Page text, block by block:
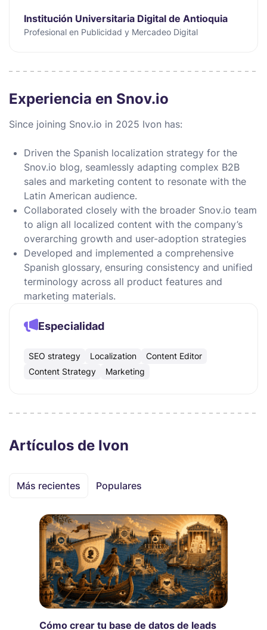
Institución Universitaria Digital de Antioquia
Profesional en Publicidad y Mercadeo Digital
Experiencia en Snov.io
Since joining Snov.io in 2025 Ivon has:
Driven the Spanish localization strategy for the
Snov.io blog, seamlessly adapting complex B2B
sales and marketing content to resonate with the
Latin American audience.
Collaborated closely with the broader Snov.io team
to align all localized content with the company’s
overarching growth and user-adoption strategies
Developed and implemented a comprehensive
Spanish glossary, ensuring consistency and unified
terminology across all product features and
marketing materials.
Especialidad
SEO strategy Localization
Content Editor
Content Strategy
Marketing
Artículos de Ivon
Más recientes Populares
Cómo crear tu base de datos de leads